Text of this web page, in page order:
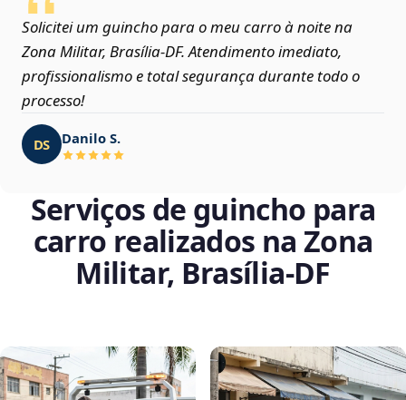
Solicitei um guincho para o meu carro à noite na
Zona Militar, Brasília‑DF. Atendimento imediato,
profissionalismo e total segurança durante todo o
processo!
DS Danilo S.
Serviços de guincho para
carro realizados na Zona
Militar, Brasília‑DF